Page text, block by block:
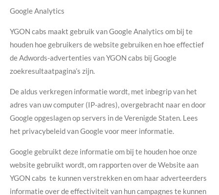
Google Analytics
YGON cabs maakt gebruik van Google Analytics om bij te
houden hoe gebruikers de website gebruiken en hoe effectief
de Adwords-advertenties van YGON cabs bij Google
zoekresultaatpagina’s zijn.
De aldus verkregen informatie wordt, met inbegrip van het
adres van uw computer (IP-adres), overgebracht naar en door
Google opgeslagen op servers in de Verenigde Staten. Lees
het privacybeleid van Google voor meer informatie.
Google gebruikt deze informatie om bij te houden hoe onze
website gebruikt wordt, om rapporten over de Website aan
YGON cabs te kunnen verstrekken en om haar adverteerders
informatie over de effectiviteit van hun campagnes te kunnen